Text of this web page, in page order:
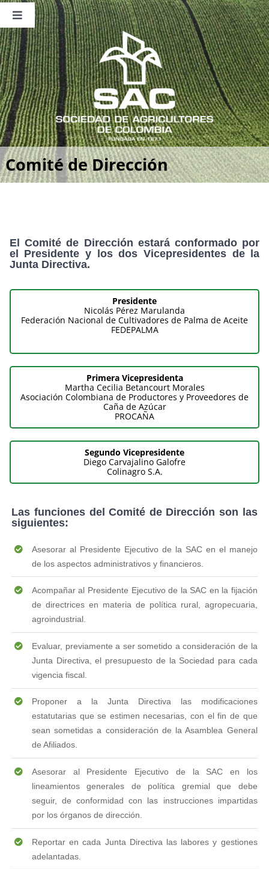
Saltar
contenido
Toggle
Navigation
Nosotros
Publicaciones
Sala de Prensa
Eventos
Comité de Dirección
El Comité de Dirección estará conformado por
el Presidente y los dos Vicepresidentes de la
Junta Directiva.
Presidente
Nicolás Pérez Marulanda
Federación Nacional de Cultivadores de Palma de Aceite
FEDEPALMA
Primera Vicepresidenta
Martha Cecilia Betancourt Morales
Asociación Colombiana de Productores y Proveedores de
Caña de Azúcar
PROCAÑA
Segundo Vicepresidente
Diego Carvajalino Galofre
Colinagro S.A.
Las funciones del Comité de Dirección son las
siguientes:
Asesorar al Presidente Ejecutivo de la SAC en el manejo
de los aspectos administrativos y financieros.
Acompañar al Presidente Ejecutivo de la SAC en la fijación
de directrices en materia de política rural, agropecuaria,
agroindustrial.
Evaluar, previamente a ser sometido a consideración de la
Junta Directiva, el presupuesto de la Sociedad para cada
vigencia fiscal.
Proponer a la Junta Directiva las modificaciones
estatutarias que se estimen necesarias, con el fin de que
sean sometidas a consideración de la Asamblea General
de Afiliados.
Asesorar al Presidente Ejecutivo de la SAC en los
lineamientos generales de política gremial que debe
seguir, de conformidad con las instrucciones impartidas
por los órganos de dirección.
Reportar en cada Junta Directiva las labores y gestiones
adelantadas.